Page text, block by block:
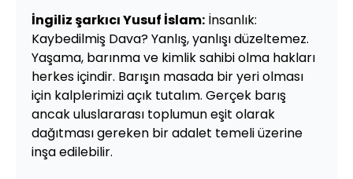
İngiliz şarkıcı Yusuf İslam: İnsanlık:
Kaybedilmiş Dava? Yanlış, yanlışı düzeltemez.
Yaşama, barınma ve kimlik sahibi olma hakları
herkes içindir. Barışın masada bir yeri olması
için kalplerimizi açık tutalım. Gerçek barış
ancak uluslararası toplumun eşit olarak
dağıtması gereken bir adalet temeli üzerine
inşa edilebilir.